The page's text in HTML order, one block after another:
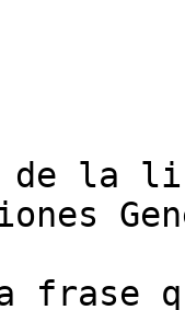
de la
frase